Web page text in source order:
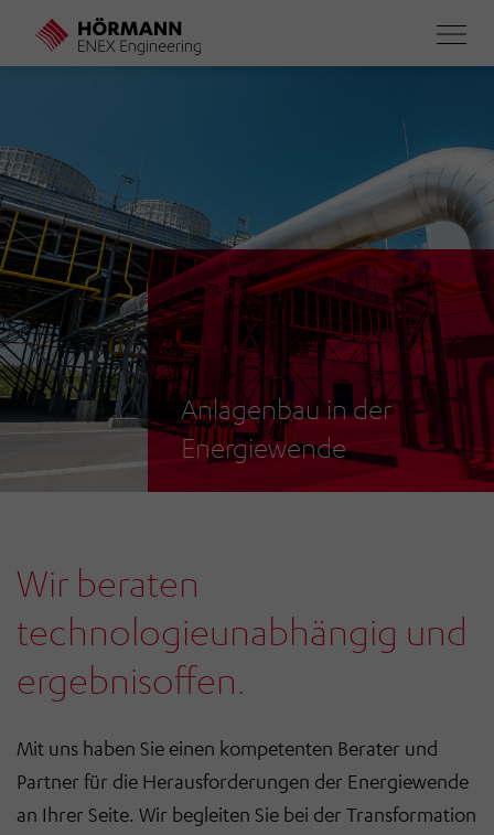
Direkt
Anlagenbau in der
Energiewende
Wir beraten
technologieunabhängig und
ergebnisoffen.
Mit uns haben Sie einen kompetenten Berater und
Partner für die Herausforderungen der Energiewende
an Ihrer Seite. Wir begleiten Sie bei der Transformation